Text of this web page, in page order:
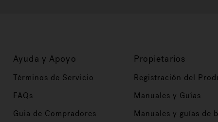
Ayuda y Apoyo
Términos de Servicio
FAQs
Guia de Compradores
Propietarios
Registración del
Manuales y Guías
Manuales y guías de